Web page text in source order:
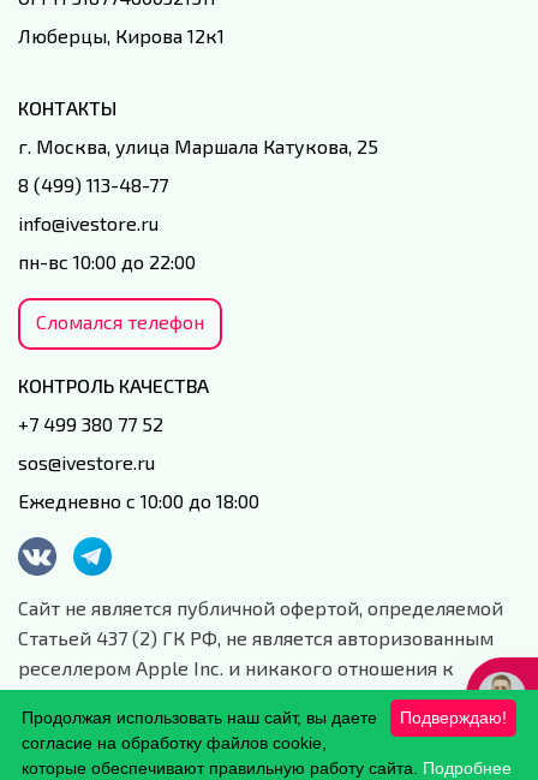
Люберцы, Кирова 12к1
КОНТАКТЫ
г. Москва, улица Маршала Катукова, 25
8 (499) 113-48-77
info@ivestore.ru
пн-вс 10:00 до 22:00
Сломался телефон
КОНТРОЛЬ КАЧЕСТВА
+7 499 380 77 52
sos@ivestore.ru
Ежедневно с 10:00 до 18:00
Сайт не является публичной офертой, определяемой
Статьей 437 (2) ГК РФ, не является авторизованным
реселлером Apple Inc. и никакого отношения к
данной компании и ее юридическим лицам не имеет.
Сайт носит сугубо информационный характер.
Обработка персональных данных.
Подверждаю!
Продолжая использовать наш сайт, вы даете
согласие на обработку файлов cookie,
которые обеспечивают правильную работу сайта. Подробнее